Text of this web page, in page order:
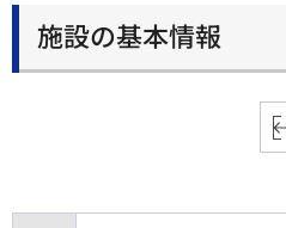
施設の基本情報